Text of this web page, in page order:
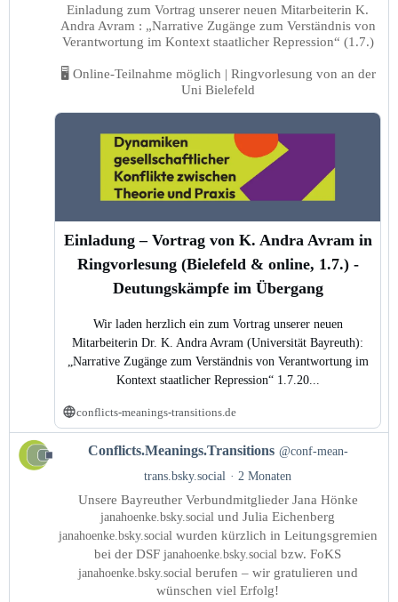
Einladung zum Vortrag unserer neuen Mitarbeiterin K.
Andra Avram : „Narrative Zugänge zum Verständnis von
Verantwortung im Kontext staatlicher Repression“ (1.7.)
🖥️ Online-Teilnahme möglich | Ringvorlesung von an der
Uni Bielefeld
Einladung – Vortrag von K. Andra Avram in
Ringvorlesung (Bielefeld & online, 1.7.) -
Deutungskämpfe im Übergang
Wir laden herzlich ein zum Vortrag unserer neuen
Mitarbeiterin Dr. K. Andra Avram (Universität Bayreuth):
„Narrative Zugänge zum Verständnis von Verantwortung im
Kontext staatlicher Repression“ 1.7.20...
conflicts-meanings-transitions.de
Beitrag
von
Conflicts.Meanings.Transitions
Conflicts.Meanings.Transitions @conf-mean-
trans.bsky.social
2 Monaten
Unsere Bayreuther Verbundmitglieder Jana Hönke
janahoenke.bsky.social und Julia Eichenberg
janahoenke.bsky.social wurden kürzlich in Leitungsgremien
bei der DSF janahoenke.bsky.social bzw. FoKS
janahoenke.bsky.social berufen – wir gratulieren und
wünschen viel Erfolg!